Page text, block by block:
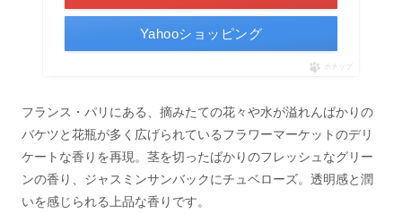
Yahooショッピング
ポチップ
フランス・パリにある、摘みたての花々や水が溢れんばかりの
バケツと花瓶が多く広げられているフラワーマーケットのデリ
ケートな香りを再現。茎を切ったばかりのフレッシュなグリー
ンの香り、ジャスミンサンバックにチュベローズ。透明感と潤
いを感じられる上品な香りです。